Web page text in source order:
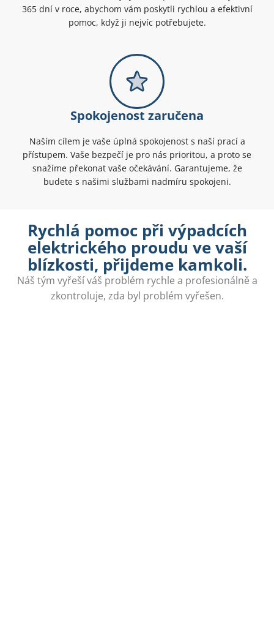
365 dní v roce, abychom vám poskytli rychlou a efektivní
pomoc, když ji nejvíc potřebujete.
Spokojenost zaručena
Naším cílem je vaše úplná spokojenost s naší prací a
přístupem. Vaše bezpečí je pro nás prioritou, a proto se
snažíme překonat vaše očekávání. Garantujeme, že
budete s našimi službami nadmíru spokojeni.
Rychlá pomoc při výpadcích
elektrického proudu ve vaší
blízkosti, přijdeme kamkoli.
Náš tým vyřeší váš problém rychle a profesionálně a
zkontroluje, zda byl problém vyřešen.